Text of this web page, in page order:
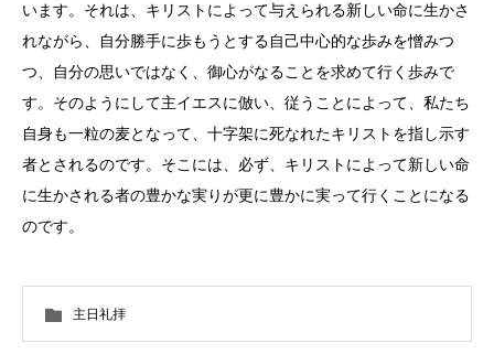
います。それは、キリストによって与えられる新しい命に生かさ
れながら、自分勝手に歩もうとする自己中心的な歩みを憎みつ
つ、自分の思いではなく、御心がなることを求めて行く歩みで
す。そのようにして主イエスに倣い、従うことによって、私たち
自身も一粒の麦となって、十字架に死なれたキリストを指し示す
者とされるのです。そこには、必ず、キリストによって新しい命
に生かされる者の豊かな実りが更に豊かに実って行くことになる
のです。
主日礼拝